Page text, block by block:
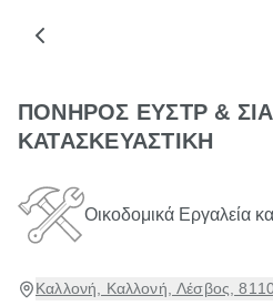
ΠΟΝΗΡΟΣ ΕΥΣΤΡ &
ΚΑΤΑΣΚΕΥΑΣΤΙΚΗ
Οικοδομικά Εργαλεία
Καλλονή, Καλλονή, Λέσβος,